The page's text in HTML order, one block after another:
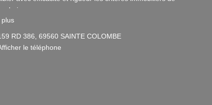
choix.
disponibilité et notre écoute au sein de nos agences
à Vienne et Sainte Colombe les Vienne, au Sud de
plus
RD 386, 69560 SAINTE COLOMBE
le téléphone